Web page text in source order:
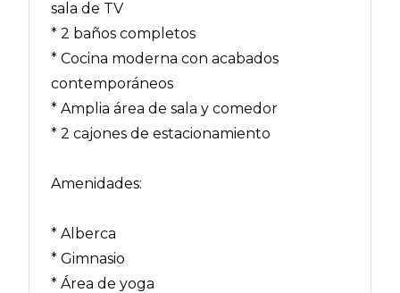
sala de TV
* 2 baños completos
* Cocina moderna con acabados
contemporáneos
* Amplia área de sala y comedor
* 2 cajones de estacionamiento
Amenidades:
* Alberca
* Gimnasio
* Área de yoga